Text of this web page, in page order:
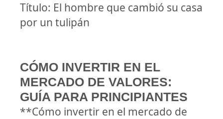
Título: El hombre que cambió su casa
por un tulipán
CÓMO INVERTIR EN EL
MERCADO DE VALORES:
GUÍA PARA PRINCIPIANTES
**Cómo invertir en el mercado de